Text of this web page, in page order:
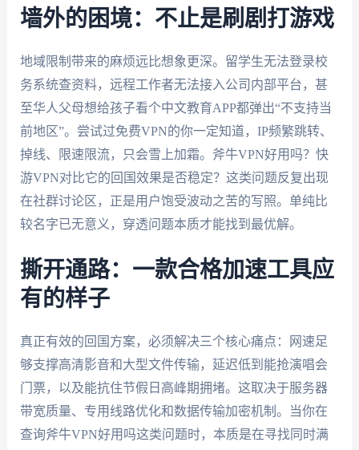
墙外的困境：不止是刷剧打游戏
地域限制带来的麻烦远比想象更深。留学生无法登录校
务系统查资料，远程工作者无法接入公司内部平台，甚
至华人父母想给孩子看个中文教育APP都弹出“不支持当
前地区”。尝试过免费VPN的你一定知道，IP频繁跳转、
掉线、限速限流，只会雪上加霜。斧牛VPN好用吗？快
游VPN对比它的回国效果是否稳定？这类问题反复出现
在社群讨论区，正是用户饱受波动之苦的写照。单纯比
较名字已无意义，穿透问题本质才能找到最优解。
撕开通路：一款合格加速工具应
有的样子
真正有效的回国方案，必须解决三个核心痛点：网速足
够支撑高清影音和大型文件传输，延迟低到能抢演唱会
门票，以及能抗住节假日高峰期拥堵。这取决于服务器
带宽质量、专用线路优化和数据传输加密机制。当你在
查询斧牛VPN好用吗这类问题时，本质是在寻找同时满